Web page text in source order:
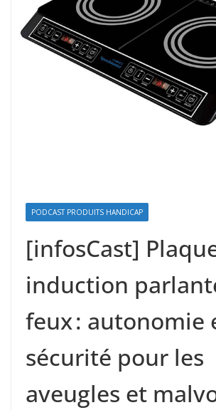
PODCAST PRODUITS HANDICAP
[infosCast]
induction
feux : autonomie
sécurité pour les
aveugles et